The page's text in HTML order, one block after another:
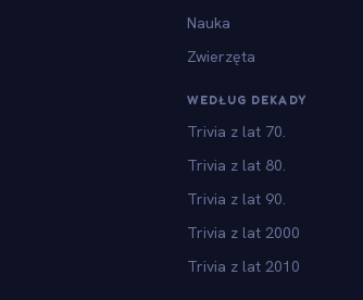
Nauka
Zwierzęta
WEDŁUG DEKADY
Trivia z lat 70.
Trivia z lat 80.
Trivia z lat 90.
Trivia z lat 2000
Trivia z lat 2010